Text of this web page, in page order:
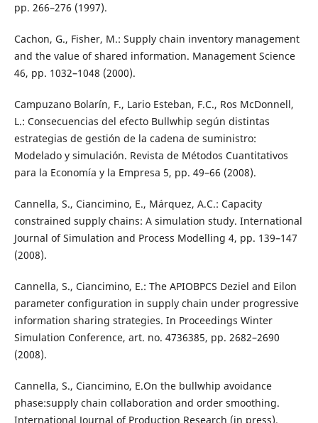
pp. 266–276 (1997).
Cachon, G., Fisher, M.: Supply chain inventory management
and the value of shared information. Management Science
46, pp. 1032–1048 (2000).
Campuzano Bolarín, F., Lario Esteban, F.C., Ros McDonnell,
L.: Consecuencias del efecto Bullwhip según distintas
estrategias de gestión de la cadena de suministro:
Modelado y simulación. Revista de Métodos Cuantitativos
para la Economía y la Empresa 5, pp. 49–66 (2008).
Cannella, S., Ciancimino, E., Márquez, A.C.: Capacity
constrained supply chains: A simulation study. International
Journal of Simulation and Process Modelling 4, pp. 139–147
(2008).
Cannella, S., Ciancimino, E.: The APIOBPCS Deziel and Eilon
parameter configuration in supply chain under progressive
information sharing strategies. In Proceedings Winter
Simulation Conference, art. no. 4736385, pp. 2682–2690
(2008).
Cannella, S., Ciancimino, E.On the bullwhip avoidance
phase:supply chain collaboration and order smoothing.
International Journal of Production Research (in press).